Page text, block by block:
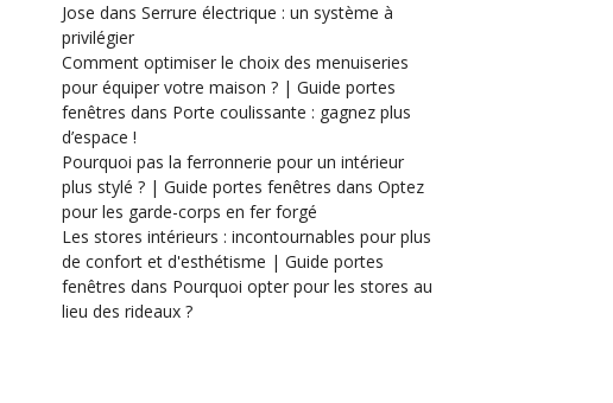
Jose dans Serrure électrique : un système à
privilégier
Comment optimiser le choix des menuiseries
pour équiper votre maison ? | Guide portes
fenêtres dans Porte coulissante : gagnez plus
d’espace !
Pourquoi pas la ferronnerie pour un intérieur
plus stylé ? | Guide portes fenêtres dans Optez
pour les garde-corps en fer forgé
Les stores intérieurs : incontournables pour plus
de confort et d'esthétisme | Guide portes
fenêtres dans Pourquoi opter pour les stores au
lieu des rideaux ?